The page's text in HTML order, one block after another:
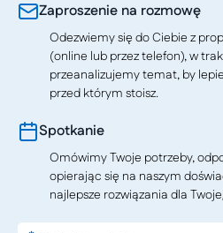
Zaproszenie na rozmowę
Odezwiemy się do Ciebie z
(online lub przez telefon), w
przeanalizujemy temat, by
przed którym stoisz.
Spotkanie
Omówimy Twoje potrzeby,
opierając się na naszym
najlepsze rozwiązania dla